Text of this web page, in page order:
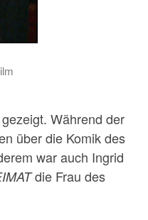
Während der
über die Komik des
war auch Ingrid
die Frau des